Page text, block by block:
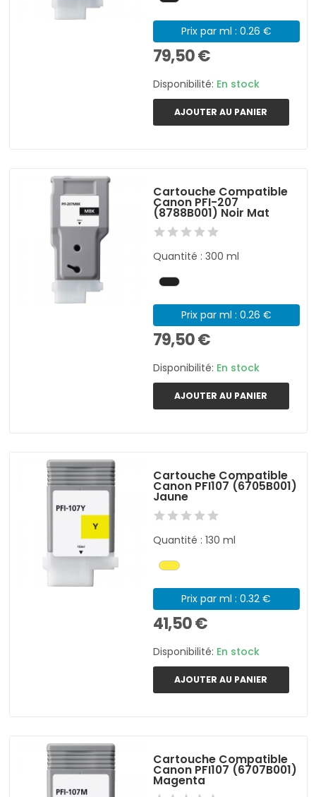
Prix par ml : 0.26 €
79,50 €
Disponibilité: En stock
AJOUTER AU PANIER
Cartouche Compatible
Canon PFI-207
(8788B001) Noir Mat
Quantité : 300 ml
Prix par ml : 0.26 €
79,50 €
Disponibilité: En stock
AJOUTER AU PANIER
Cartouche Compatible
Canon PFI107 (6705B001)
Jaune
Quantité : 130 ml
Prix par ml : 0.32 €
41,50 €
Disponibilité: En stock
AJOUTER AU PANIER
Cartouche Compatible
Canon PFI107 (6707B001)
Magenta